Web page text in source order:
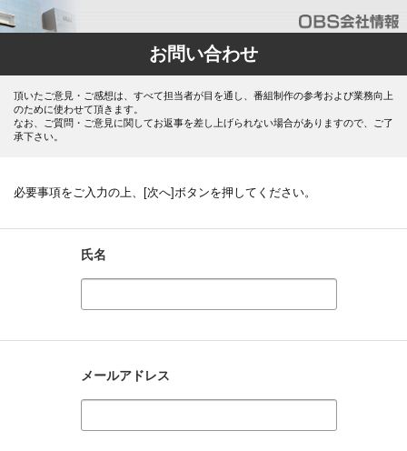
お問い合わせ
頂いたご意見・ご感想は、すべて担当者が目を通し、番組制作の参考および業務向上
のために使わせて頂きます。
なお、ご質問・ご意見に関してお返事を差し上げられない場合がありますので、ご了
承下さい。
必要事項をご入力の上、[次へ]ボタンを押してください。
氏名
メールアドレス